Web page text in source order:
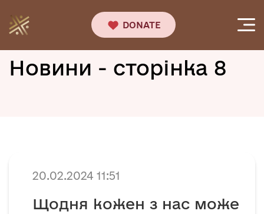
DONATE
Новини - сторінка 8
20.02.2024 11:51
Щодня кожен з нас може